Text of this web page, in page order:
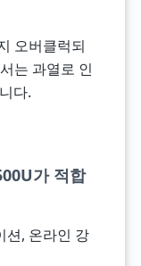
오버클럭되
는 과열로 인
다.
가 적합
션, 온라인 강